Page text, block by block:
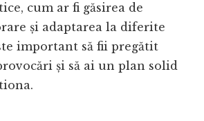
cum ar fi găsirea de
și adaptarea la diferite
important să fii pregătit
și să ai un plan solid